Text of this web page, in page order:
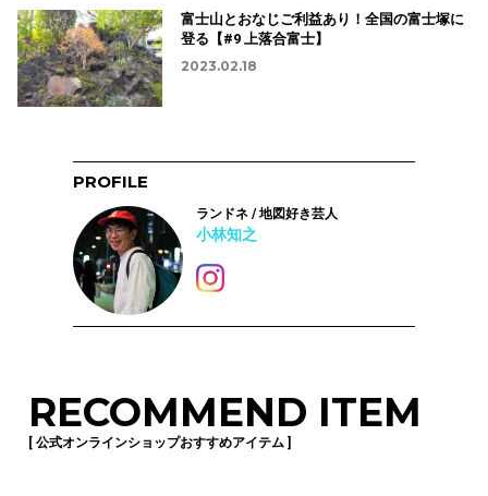
富士山とおなじご利益あり！全国の富士塚に
登る【#9 上落合富士】
2023.02.18
PROFILE
ランドネ / 地図好き芸人
小林知之
RECOMMEND ITEM
[ 公式オンラインショップおすすめアイテム ]